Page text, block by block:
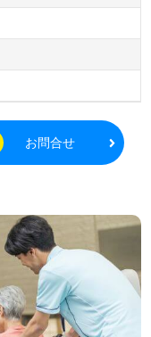
お問合せ